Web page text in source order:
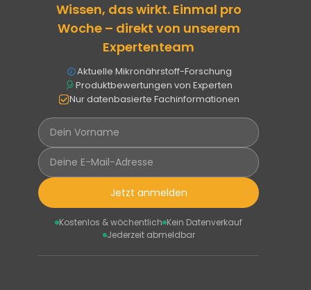
Wissen, das wirkt. Einmal pro
Woche – direkt von unserem
Expertenteam
Aktuelle Mikronährstoff-Forschung
Produktbewertungen von Experten
Nur datenbasierte Fachinformationen
Jetzt anmelden
Kostenlos & wöchentlich Kein Datenverkauf
Jederzeit abmeldbar